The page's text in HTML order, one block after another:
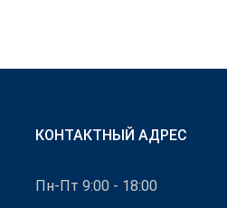
КОНТАКТНЫЙ АДРЕС
Пн-Пт 9:00 - 18:00